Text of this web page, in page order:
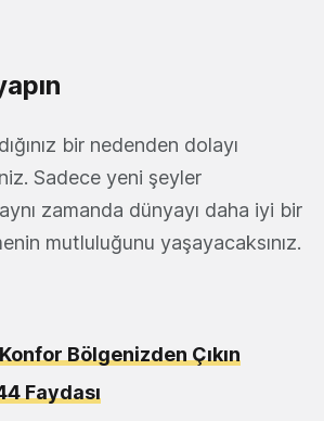
bir nedenden dolayı
Sadece yeni şeyler
zamanda dünyayı daha iyi bir
mutluluğunu yaşayacaksınız.
Bölgenizden Çıkın
Faydası